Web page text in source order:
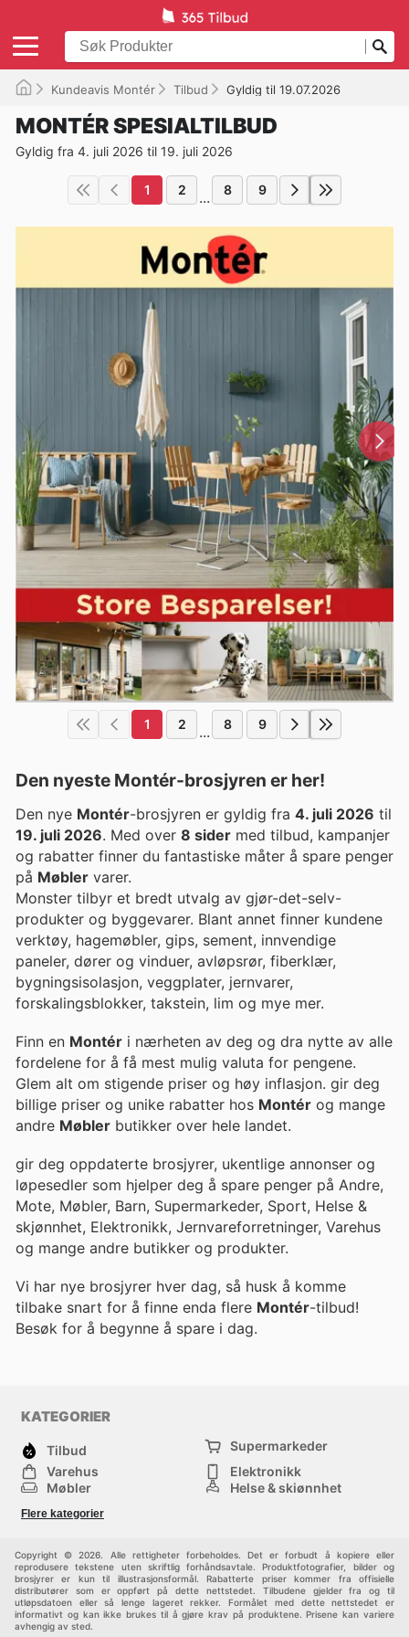
Kundeavis Montér Tilbud Gyldig til 19.07.2026
MONTÉR SPESIALTILBUD
Gyldig fra 4. juli 2026 til 19. juli 2026
1 2 ... 8 9
1 2 ... 8 9
Den nyeste Montér-brosjyren er her!
Den nye Montér-brosjyren er gyldig fra 4. juli 2026 til
19. juli 2026. Med over 8 sider med tilbud, kampanjer
og rabatter finner du fantastiske måter å spare penger
på Møbler varer.
Monster tilbyr et bredt utvalg av gjør-det-selv-
produkter og byggevarer. Blant annet finner kundene
verktøy, hagemøbler, gips, sement, innvendige
paneler, dører og vinduer, avløpsrør, fiberklær,
bygningsisolasjon, veggplater, jernvarer,
forskalingsblokker, takstein, lim og mye mer.
Finn en Montér i nærheten av deg og dra nytte av alle
fordelene for å få mest mulig valuta for pengene.
Glem alt om stigende priser og høy inflasjon. gir deg
billige priser og unike rabatter hos Montér og mange
andre Møbler butikker over hele landet.
gir deg oppdaterte brosjyrer, ukentlige annonser og
løpesedler som hjelper deg å spare penger på Andre,
Mote, Møbler, Barn, Supermarkeder, Sport, Helse &
skjønnhet, Elektronikk, Jernvareforretninger, Varehus
og mange andre butikker og produkter.
Vi har nye brosjyrer hver dag, så husk å komme
tilbake snart for å finne enda flere Montér-tilbud!
Besøk for å begynne å spare i dag.
KATEGORIER
Tilbud
Supermarkeder
Varehus
Elektronikk
Møbler
Helse & skjønnhet
Sport
Flere kategorier
Copyright © 2026. Alle rettigheter forbeholdes. Det er forbudt å kopiere eller
reprodusere tekstene uten skriftlig forhåndsavtale. Produktfotografier, bilder og
brosjyrer er kun til illustrasjonsformål. Rabatterte priser kommer fra offisielle
distributører som er oppført på dette nettstedet. Tilbudene gjelder fra og til
utløpsdatoen eller så lenge lageret rekker. Formålet med dette nettstedet er
informativt og kan ikke brukes til å gjøre krav på produktene. Prisene kan variere
avhengig av sted.